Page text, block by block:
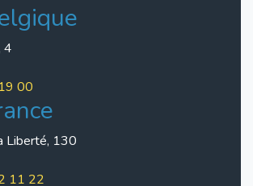
4
00
Liberté, 130
11 22